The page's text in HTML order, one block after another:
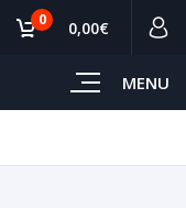
MENU
0 0,00€